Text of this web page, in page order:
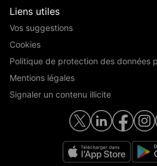
Liens utiles
Vos suggestions
Cookies
Politique de protection des données
Mentions légales
Signaler un contenu illicite